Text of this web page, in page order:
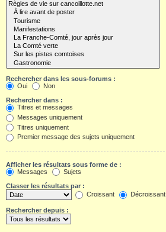
Rechercher dans les sous-forums :
Oui
Non
Rechercher dans :
Titres et messages
Messages uniquement
Titres uniquement
Premier message des sujets uniquement
Afficher les résultats sous forme de :
Messages
Sujets
Classer les résultats par :
Croissant
Décroissant
Rechercher depuis :